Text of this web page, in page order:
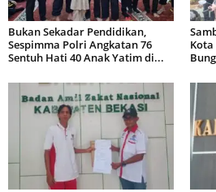
Bukan Sekadar Pendidikan,
Sespimma Polri Angkatan 76
Sentuh Hati 40 Anak Yatim di...